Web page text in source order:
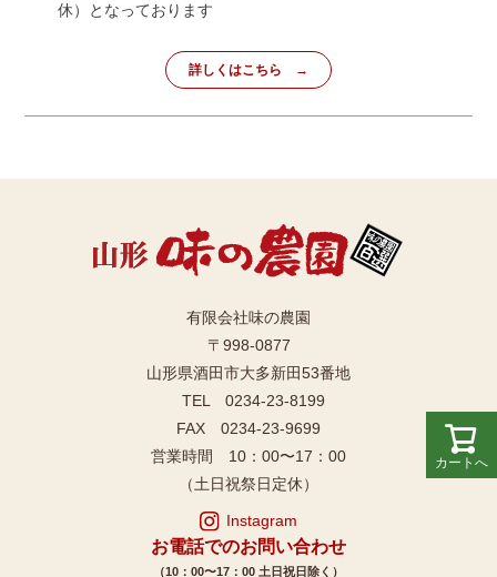
カートへ
休）となっております
詳しくはこちら
有限会社味の農園
〒998-0877
山形県酒田市大多新田53番地
TEL 0234-23-8199
FAX 0234-23-9699
営業時間 10：00〜17：00
（土日祝祭日定休）
Instagram
お電話でのお問い合わせ
（10：00〜17：00 土日祝日除く）